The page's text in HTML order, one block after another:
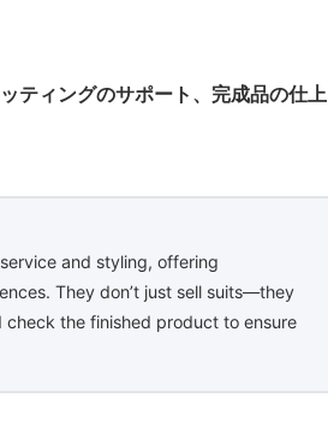
ティングのサポート、完成品の仕上
and styling, offering
They don’t just sell suits—they
the finished product to ensure